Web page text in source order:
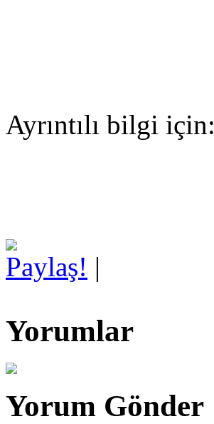
Ayrıntılı bilgi için:
Paylaş! |
Yorumlar
Yorum Gönder